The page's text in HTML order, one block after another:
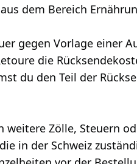
dem Bereich
gegen Vorlage einer
die
du den Teil der
weitere Zölle, Steuern
in der Schweiz